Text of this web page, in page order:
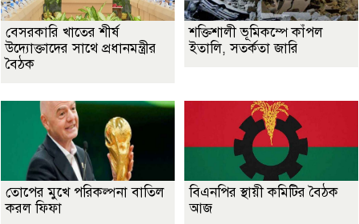
বেসরকারি খাতের শীর্ষ
উদ্যোক্তাদের সাথে প্রধানমন্ত্রীর
বৈঠক
শক্তিশালী ভূমিকম্পে কাঁপল
ইতালি, সতর্কতা জারি
তোপের মুখে পরিকল্পনা বাতিল
করল ফিফা
বিএনপির স্থায়ী কমিটির বৈঠক
আজ